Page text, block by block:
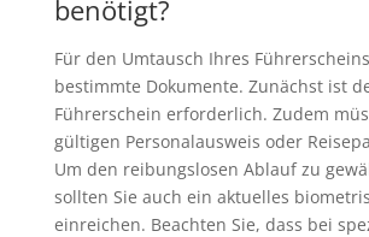
benötigt?
Für den Umtausch Ihres
bestimmte Dokumente. Zunächst ist
Führerschein erforderlich. Zudem
gültigen Personalausweis oder
Um den reibungslosen Ablauf zu
sollten Sie auch ein aktuelles
einreichen. Beachten Sie, dass bei